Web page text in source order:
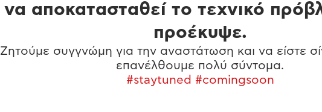
να αποκατασταθεί το τεχνικό
προέκυψε.
Ζητούμε συγγνώμη για την αναστάτωση και να είστε
επανέλθουμε πολύ σύντομα.
#staytuned #comingsoon